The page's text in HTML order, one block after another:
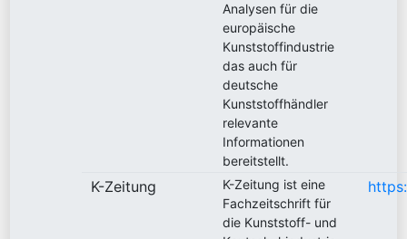
Analysen für die
europäische
Kunststoffindustrie
das auch für
deutsche
Kunststoffhändler
relevante
Informationen
bereitstellt.
K-Zeitung
K-Zeitung ist eine
Fachzeitschrift für
die Kunststoff- und